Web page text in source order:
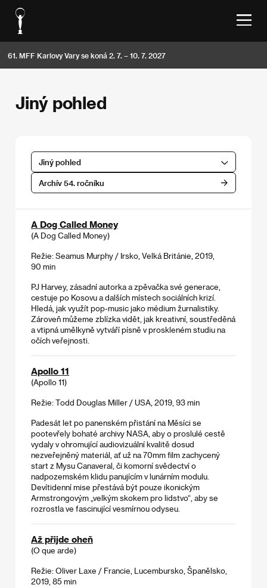
61. MFF Karlovy Vary se koná 2. 7. – 10. 7. 2027
Jiný pohled
Jiný pohled
Archív 54. ročníku
A Dog Called Money
(A Dog Called Money)
Režie: Seamus Murphy / Irsko, Velká Británie, 2019,
90 min
PJ Harvey, zásadní autorka a zpěvačka své generace,
cestuje po Kosovu a dalších místech sociálních krizí.
Hledá, jak využít pop-music jako médium žurnalistiky.
Zároveň můžeme zblízka vidět, jak kreativní, soustředěná
a vtipná umělkyně vytváří písně v proskleném studiu na
očích veřejnosti.
Apollo 11
(Apollo 11)
Režie: Todd Douglas Miller / USA, 2019, 93 min
Padesát let po panenském přistání na Měsíci se
pootevřely bohaté archivy NASA, aby o proslulé cestě
vydaly v ohromující audiovizuální kvalitě dosud
nezveřejněný materiál, ať už na 70mm film zachycený
start z Mysu Canaveral, či komorní svědectví o
nadpozemském klidu panujícím v lunárním modulu.
Devítidenní mise přestává být pouze ikonickým
Armstrongovým „velkým skokem pro lidstvo“, aby se
rozrostla ve fascinující vesmírnou odyseu.
Až přijde oheň
(O que arde)
Režie: Oliver Laxe / Francie, Lucembursko, Španělsko,
2019, 85 min